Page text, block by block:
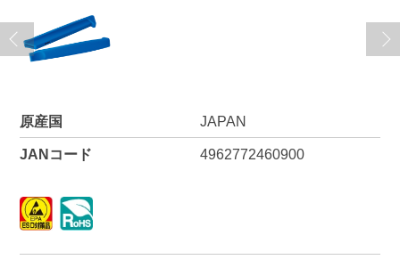
原産国 JAPAN
JANコード 4962772460900